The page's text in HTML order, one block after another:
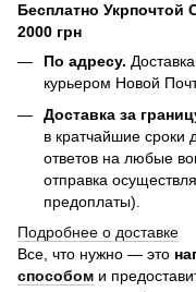
Бесплатно Укрпочтой
2000 грн
По адресу.
курьером Новой
Доставка за
в кратчайшие сроки
ответов на любые
отправка
предоплаты).
Подробнее о доставке
Все, что нужно — это
способом и